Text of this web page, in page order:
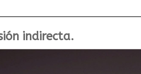
indirecta.